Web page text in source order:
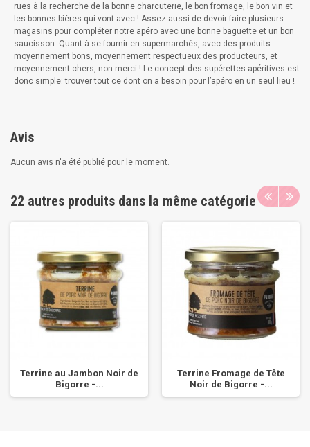
rues à la recherche de la bonne charcuterie, le bon fromage, le bon vin et
les bonnes bières qui vont avec ! Assez aussi de devoir faire plusieurs
magasins pour compléter notre apéro avec une bonne baguette et un bon
saucisson. Quant à se fournir en supermarchés, avec des produits
moyennement bons, moyennement respectueux des producteurs, et
moyennement chers, non merci ! Le concept des supérettes apéritives est
donc simple: trouver tout ce dont on a besoin pour l’apéro en un seul lieu !
Avis
Aucun avis n'a été publié pour le moment.
22 autres produits dans la même catégorie
Terrine au Jambon Noir de
Bigorre -...
Terrine Fromage de Tête
Noir de Bigorre -...